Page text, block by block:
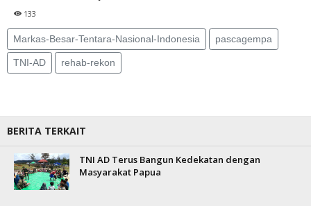
133
Markas-Besar-Tentara-Nasional-Indonesia pascagempa
TNI-AD rehab-rekon
BERITA TERKAIT
TNI AD Terus Bangun Kedekatan dengan
Masyarakat Papua